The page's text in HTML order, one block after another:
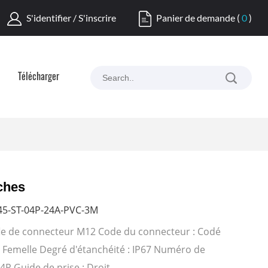
S'identifier / S'inscrire Panier de demande (0)
Télécharger
ST-04P-24A-PVC-3M
de connecteur M12 Code du connecteur : Codé
Degré d'étanchéité : IP67 Numéro de